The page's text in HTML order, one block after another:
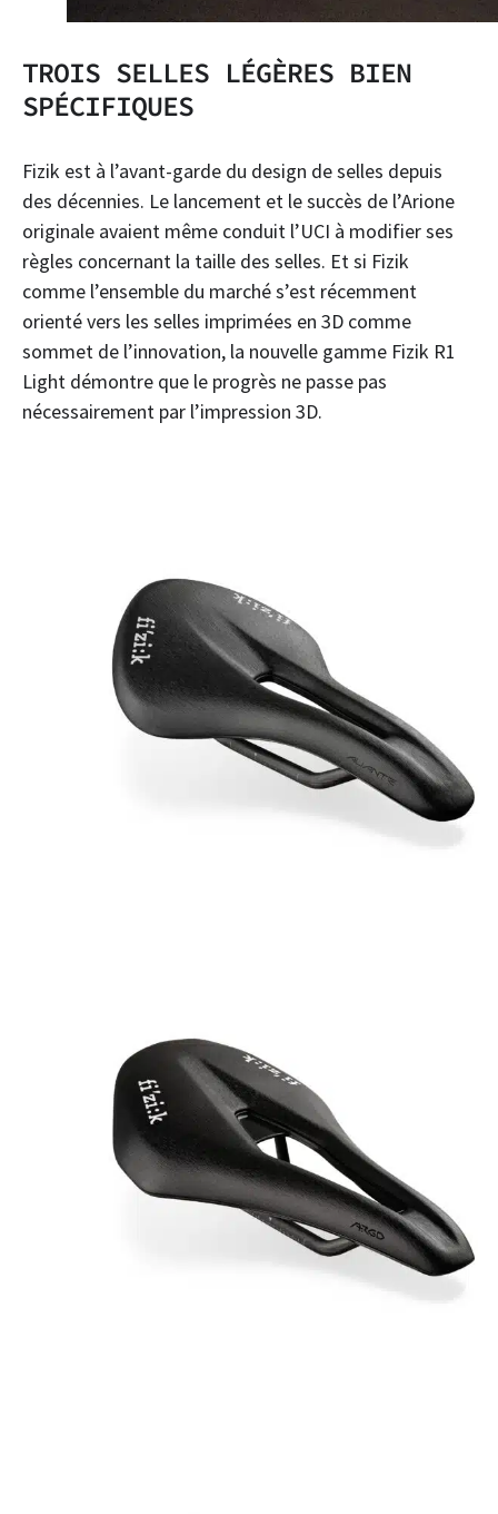
TROIS SELLES LÉGÈRES BIEN
SPÉCIFIQUES
Fizik est à l’avant-garde du design de selles depuis
des décennies. Le lancement et le succès de l’Arione
originale avaient même conduit l’UCI à modifier ses
règles concernant la taille des selles. Et si Fizik
comme l’ensemble du marché s’est récemment
orienté vers les selles imprimées en 3D comme
sommet de l’innovation, la nouvelle gamme Fizik R1
Light démontre que le progrès ne passe pas
nécessairement par l’impression 3D.